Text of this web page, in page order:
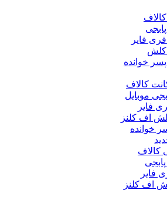
فایر
کلش
خوانده
کالاف
موبایل
فایر
اف کلنز
خوانده
کالاف
فایر
اف کلنز